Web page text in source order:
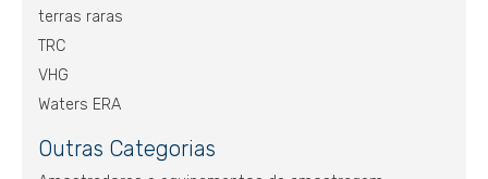
terras raras
TRC
VHG
Waters ERA
Outras Categorias